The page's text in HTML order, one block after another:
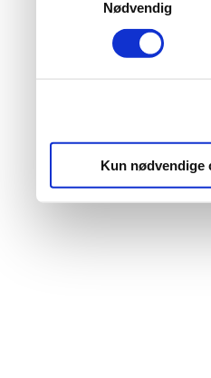
Nødvendig
Kun nødvendige